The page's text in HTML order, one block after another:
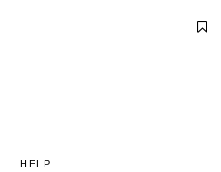
HELP